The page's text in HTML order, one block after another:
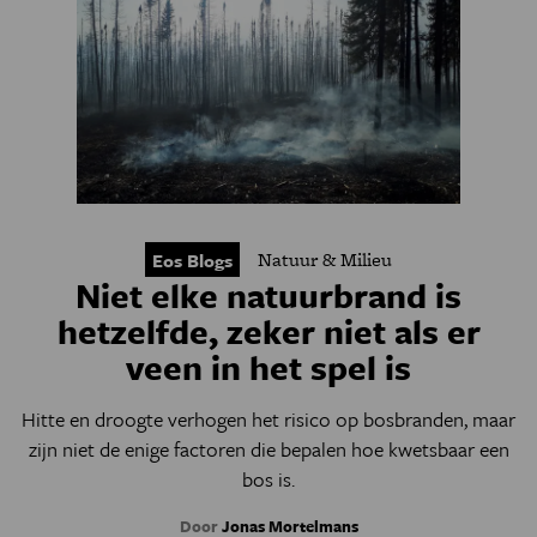
Eos Blogs Natuur & Milieu
Niet elke natuurbrand is
hetzelfde, zeker niet als er
veen in het spel is
Hitte en droogte verhogen het risico op bosbranden, maar
zijn niet de enige factoren die bepalen hoe kwetsbaar een
bos is.
DoorJonas Mortelmans